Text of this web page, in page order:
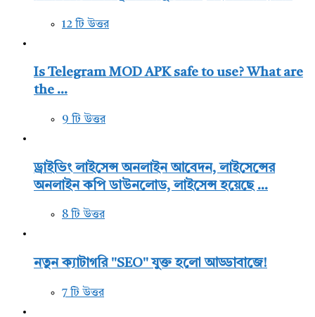
12 টি উত্তর
Is Telegram MOD APK safe to use? What are
the ...
9 টি উত্তর
ড্রাইভিং লাইসেন্স অনলাইন আবেদন, লাইসেন্সের
অনলাইন কপি ডাউনলোড, লাইসেন্স হয়েছে ...
8 টি উত্তর
নতুন ক্যাটাগরি "SEO" যুক্ত হলো আড্ডাবাজে!
7 টি উত্তর